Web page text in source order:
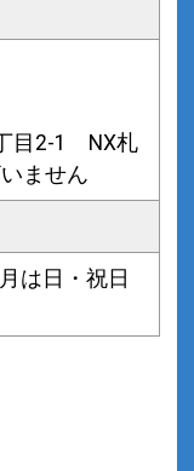
目2-1 NX札
ません
は日・祝日